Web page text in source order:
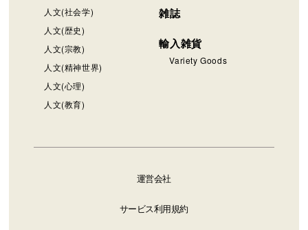
人文(社会学)
人文(歴史)
人文(宗教)
人文(精神世界)
人文(心理)
人文(教育)
雑誌
輸入雑貨
Variety Goods
運営会社
サービス利用規約